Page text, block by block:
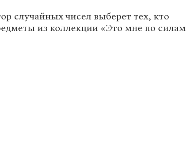
случайных чисел выберет тех, кто
из коллекции «Это мне по силам